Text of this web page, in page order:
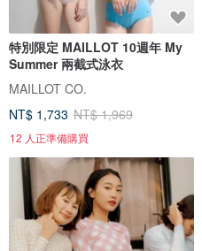
特別限定 MAILLOT 10週年 My
Summer 兩截式泳衣
MAILLOT CO.
NT$ 1,733 NT$ 1,969
12 人正準備購買